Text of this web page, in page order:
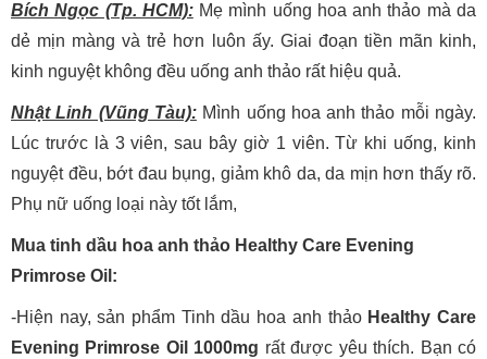
Bích Ngọc (Tp. HCM):Mẹ mình uống hoa anh thảo mà da
dẻ mịn màng và trẻ hơn luôn ấy. Giai đoạn tiền mãn kinh,
kinh nguyệt không đều uống anh thảo rất hiệu quả.
Nhật Linh (Vũng Tàu):Mình uống hoa anh thảo mỗi ngày.
Lúc trước là 3 viên, sau bây giờ 1 viên. Từ khi uống, kinh
nguyệt đều, bớt đau bụng, giảm khô da, da mịn hơn thấy rõ.
Phụ nữ uống loại này tốt lắm,
Mua tinh dầu hoa anh thảo Healthy Care Evening
Primrose Oil:
-Hiện nay, sản phẩm Tinh dầu hoa anh thảo Healthy Care
Evening Primrose Oil 1000mg rất được yêu thích. Bạn có